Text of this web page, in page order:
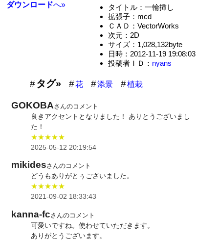
ダウンロードへ»
タイトル：一輪挿し
拡張子：mcd
ＣＡＤ：VectorWorks
次元：2D
サイズ：1,028,132byte
日時：2012-11-19 19:08:03
投稿者ＩＤ： nyans
タグ» 花 添景 植栽
GOKOBAさんのコメント
良きアクセントとなりました！ ありとうございまし
た！
★★★★★
2025-05-12 20:19:54
mikidesさんのコメント
どうもありがとぅございました。
★★★★★
2021-09-02 18:33:43
kanna-fcさんのコメント
可愛いですね。使わせていただきます。
ありがとうございます。